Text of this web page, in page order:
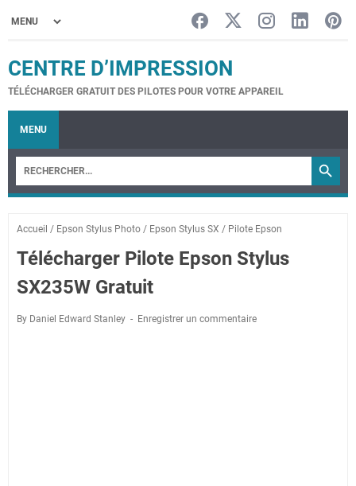
CENTRE D’IMPRESSION
TÉLÉCHARGER GRATUIT DES PILOTES POUR VOTRE APPAREIL
MENU
Accueil / Epson Stylus Photo / Epson Stylus SX / Pilote Epson
Télécharger Pilote Epson Stylus
SX235W Gratuit
By Daniel Edward Stanley Enregistrer un commentaire